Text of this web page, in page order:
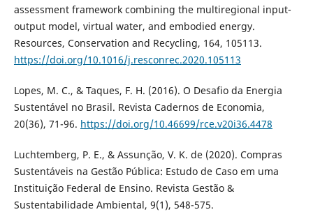
assessment framework combining the multiregional input-
output model, virtual water, and embodied energy.
Resources, Conservation and Recycling, 164, 105113.
https://doi.org/10.1016/j.resconrec.2020.105113
Lopes, M. C., & Taques, F. H. (2016). O Desafio da Energia
Sustentável no Brasil. Revista Cadernos de Economia,
20(36), 71-96. https://doi.org/10.46699/rce.v20i36.4478
Luchtemberg, P. E., & Assunção, V. K. de (2020). Compras
Sustentáveis na Gestão Pública: Estudo de Caso em uma
Instituição Federal de Ensino. Revista Gestão &
Sustentabilidade Ambiental, 9(1), 548-575.